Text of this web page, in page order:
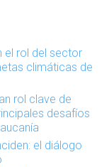
el rol del sector
climáticas de
rol clave de
desafíos
el diálogo